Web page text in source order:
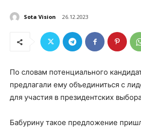
Sota Vision 26.12.2023
По словам потенциального
предлагали ему объединиться с
для участия в президентских
Бабурину такое предложение